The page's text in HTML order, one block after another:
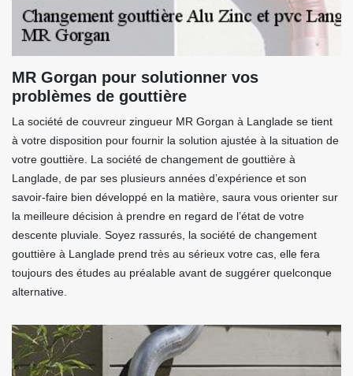
MR Gorgan pour solutionner vos
problèmes de gouttière
La société de couvreur zingueur MR Gorgan à Langlade se tient
à votre disposition pour fournir la solution ajustée à la situation de
votre gouttière. La société de changement de gouttière à
Langlade, de par ses plusieurs années d’expérience et son
savoir-faire bien développé en la matière, saura vous orienter sur
la meilleure décision à prendre en regard de l’état de votre
descente pluviale. Soyez rassurés, la société de changement
gouttière à Langlade prend très au sérieux votre cas, elle fera
toujours des études au préalable avant de suggérer quelconque
alternative.